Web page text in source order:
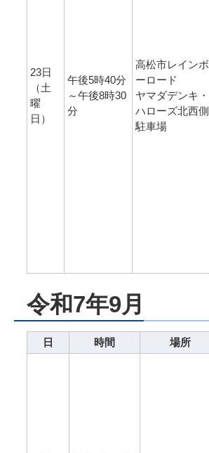
23日
（土
曜
日）
午後5時40分
～午後8時30
分
高松市レインボ
ーロード
ヤマダデンキ・
ハローズ北西側
駐車場
令和7年9月
日 時間 場所